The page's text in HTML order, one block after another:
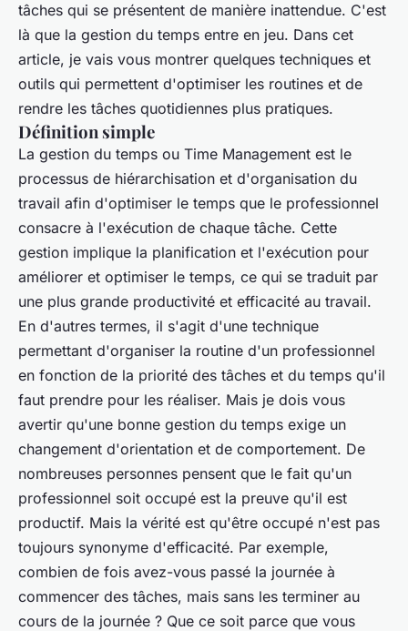
tâches qui se présentent de manière inattendue. C'est
là que la gestion du temps entre en jeu. Dans cet
article, je vais vous montrer quelques techniques et
outils qui permettent d'optimiser les routines et de
rendre les tâches quotidiennes plus pratiques.
Définition simple
La gestion du temps ou Time Management est le
processus de hiérarchisation et d'organisation du
travail afin d'optimiser le temps que le professionnel
consacre à l'exécution de chaque tâche. Cette
gestion implique la planification et l'exécution pour
améliorer et optimiser le temps, ce qui se traduit par
une plus grande productivité et efficacité au travail.
En d'autres termes, il s'agit d'une technique
permettant d'organiser la routine d'un professionnel
en fonction de la priorité des tâches et du temps qu'il
faut prendre pour les réaliser. Mais je dois vous
avertir qu'une bonne gestion du temps exige un
changement d'orientation et de comportement. De
nombreuses personnes pensent que le fait qu'un
professionnel soit occupé est la preuve qu'il est
productif. Mais la vérité est qu'être occupé n'est pas
toujours synonyme d'efficacité. Par exemple,
combien de fois avez-vous passé la journée à
commencer des tâches, mais sans les terminer au
cours de la journée ? Que ce soit parce que vous